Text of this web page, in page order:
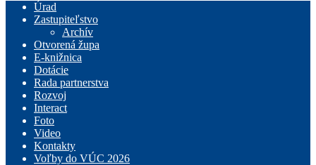
Úrad
Zastupiteľstvo
Archív
Otvorená župa
E-knižnica
Dotácie
Rada partnerstva
Rozvoj
Interact
Foto
Video
Kontakty
Voľby do VÚC 2026